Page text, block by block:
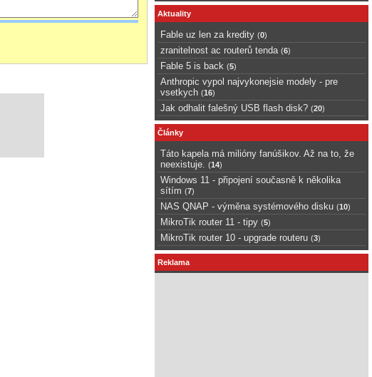
Aktuality
Fable uz len za kredity (0)
zranitelnost ac routerů tenda (6)
Fable 5 is back (5)
Anthropic vypol najvykonejsie modely - pre
vsetkych (16)
Jak odhalit falešný USB flash disk? (20)
Články
Táto kapela má milióny fanúšikov. Až na to, že
neexistuje.
(14)
Windows 11 - připojení současně k několika
sítím (7)
NAS QNAP - výměna systémového disku (10)
MikroTik router 11 - tipy (5)
MikroTik router 10 - upgrade routeru (3)
Reklama